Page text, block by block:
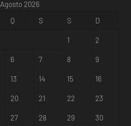
Agosto 2026
Q S S D
1 2
6 7 8 9
13 14 15 16
20 21 22 23
27 28 29 30